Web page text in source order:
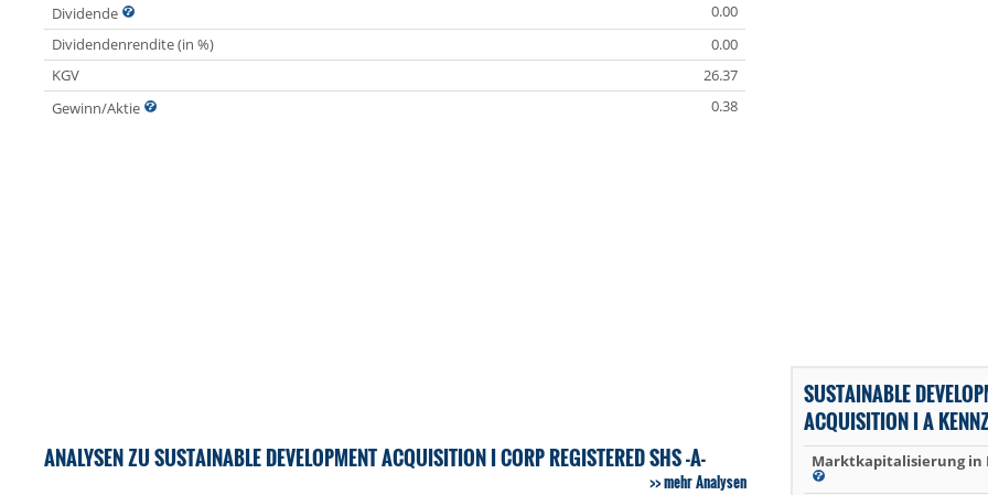
Dividende
0.00
Dividendenrendite (in %)
0.00
KGV
26.37
Gewinn/Aktie
0.38
ANALYSEN ZU SUSTAINABLE DEVELOPMENT ACQUISITION I CORP REGISTERED SHS -A-
mehr Analysen
SUSTAINABLE
ACQUISITION I A
Marktkapitalisierung in